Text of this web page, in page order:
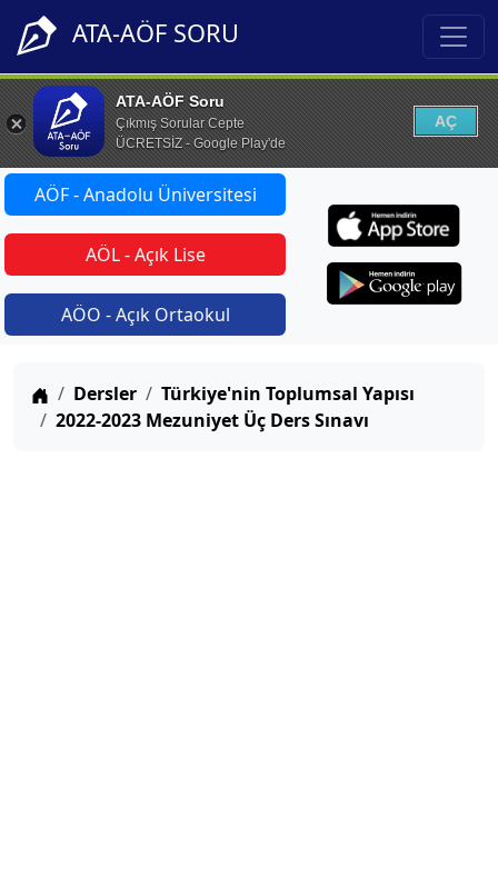
ATA-AÖF SORU
ATA-AÖF Soru
Çıkmış Sorular Cepte
ÜCRETSİZ - Google Play'de
AÇ
AÖF - Anadolu Üniversitesi
AÖL - Açık Lise
AÖO - Açık Ortaokul
Anasayfa
Dersler
Türkiye'nin Toplumsal Yapısı
2022-2023 Mezuniyet Üç Ders Sınavı